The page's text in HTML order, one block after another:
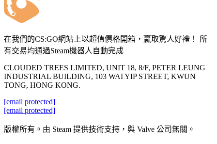
在我們的CS:GO網站上以超值價格開箱，贏取驚人好禮！ 所
有交易均通過Steam機器人自動完成
CLOUDED TREES LIMITED, UNIT 18, 8/F, PETER LEUNG
INDUSTRIAL BUILDING, 103 WAI YIP STREET, KWUN
TONG, HONG KONG.
[email protected]
[email protected]
版權所有。由 Steam 提供技術支持，與 Valve 公司無關。